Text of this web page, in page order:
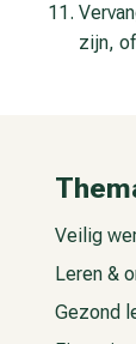
zijn,
Veilig
Leren &
Gezond